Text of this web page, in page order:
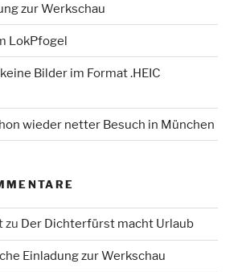
zur Werkschau
LokPfogel
Bilder im Format .HEIC
wieder netter Besuch in München
zu Der Dichterfürst macht Urlaub
Einladung zur Werkschau